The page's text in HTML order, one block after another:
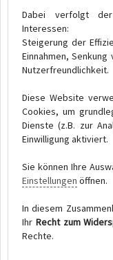
Dabei verfolgt
Interessen:
Steigerung der
Einnahmen,
Nutzerfreundlichkeit.
Diese Website
Cookies, um
Dienste (z.B. zur
Einwilligung aktiviert.
Sie können Ihre
Einstellungen öffnen.
In diesem
Ihr Recht zum
Rechte.